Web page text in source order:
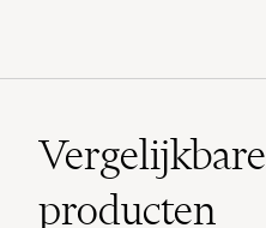
Vergelijkbare
producten